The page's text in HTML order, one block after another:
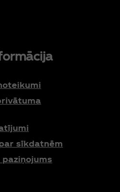
par sīkdatnēm
paziņojums